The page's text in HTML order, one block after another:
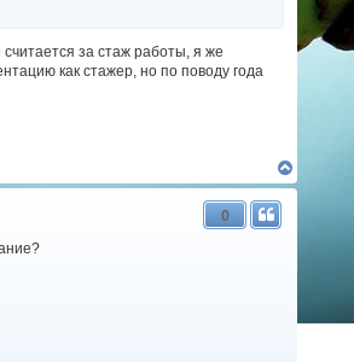
за стаж работы, я же
как стажер, но по поводу года
о
0